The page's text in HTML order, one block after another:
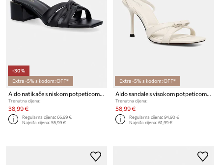
-30%
Extra -5% s kodom: OFF*
Trenutna cijena:
38,99 €
Regularna cijena:66,99 €
Najniža cijena:55,99 €
Extra -5% s kodom: OFF*
Trenutna cijena:
58,99 €
Regularna cijena:94,90 €
Najniža cijena:61,99 €